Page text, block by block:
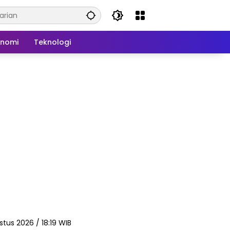
Teknologi
2026 / 18:19 WIB